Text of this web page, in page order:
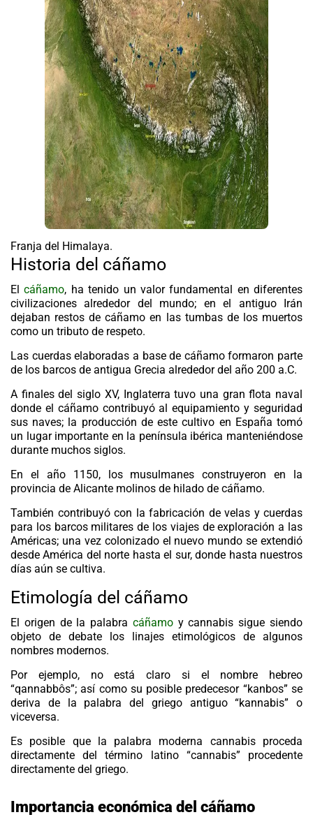
Franja del Himalaya.
Historia del cáñamo
Elcáñamo, ha tenido un valor fundamental en diferentes
civilizaciones alrededor del mundo; en el antiguo Irán
dejaban restos de cáñamo en las tumbas de los muertos
como un tributo de respeto.
Las cuerdas elaboradas a base de cáñamo formaron parte
de los barcos de antigua Grecia alrededor del año 200 a.C.
A finales del siglo XV, Inglaterra tuvo una gran flota naval
donde el cáñamo contribuyó al equipamiento y seguridad
sus naves; la producción de este cultivo en España tomó
un lugar importante en la península ibérica manteniéndose
durante muchos siglos.
En el año 1150, los musulmanes construyeron en la
provincia de Alicante molinos de hilado de cáñamo.
También contribuyó con la fabricación de velas y cuerdas
para los barcos militares de los viajes de exploración a las
Américas; una vez colonizado el nuevo mundo se extendió
desde América del norte hasta el sur, donde hasta nuestros
días aún se cultiva.
Etimología del cáñamo
El origen de la palabra cáñamoy cannabis sigue siendo
objeto de debate los linajes etimológicos de algunos
nombres modernos.
Por ejemplo, no está claro si el nombre hebreo
“qannabbôs”; así como su posible predecesor “kanbos” se
deriva de la palabra del griego antiguo “kannabis” o
viceversa.
Es posible que la palabra moderna cannabis proceda
directamente del término latino “cannabis” procedente
directamente del griego.
Importancia económica del cáñamo